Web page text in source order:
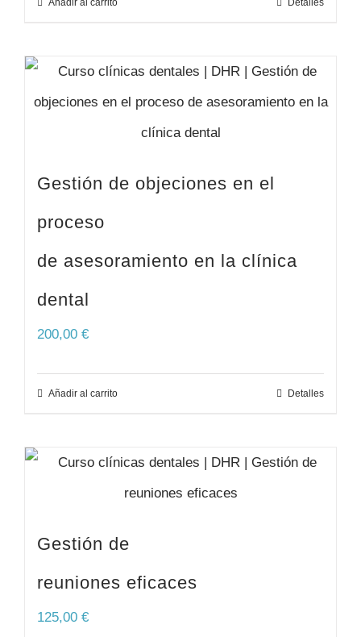
Añadir al carrito Detalles
Gestión de objeciones en el
proceso
de asesoramiento en la clínica
dental
200,00 €
Añadir al carrito Detalles
Gestión de
reuniones eficaces
125,00 €